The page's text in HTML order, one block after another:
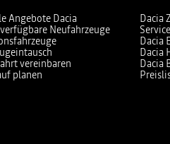
Angebote Dacia
Neufahrzeuge
vereinbaren
planen
Dacia
Dacia
Dacia
Dacia